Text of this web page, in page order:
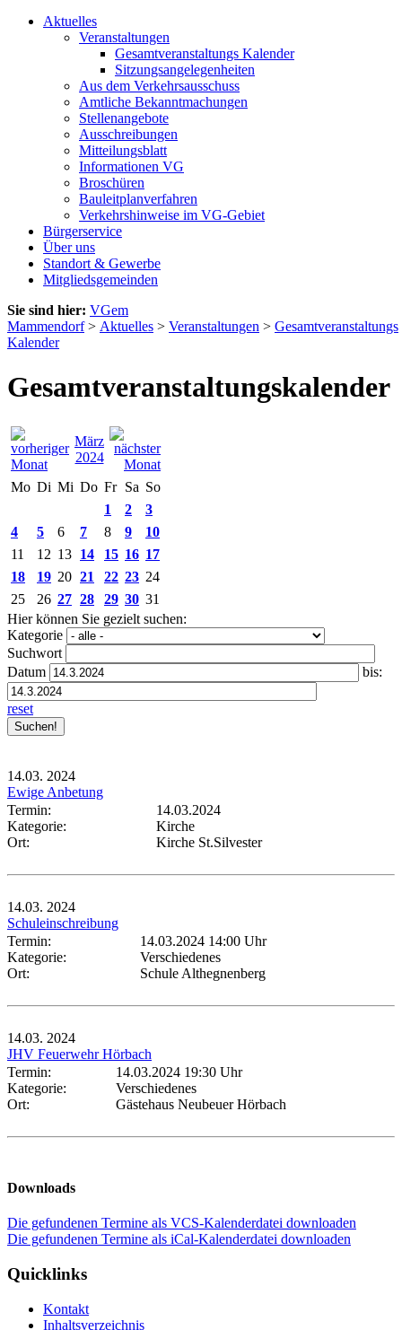
Aktuelles
Veranstaltungen
Gesamtveranstaltungs Kalender
Sitzungsangelegenheiten
Aus dem Verkehrsausschuss
Amtliche Bekanntmachungen
Stellenangebote
Ausschreibungen
Mitteilungsblatt
Informationen VG
Broschüren
Bauleitplanverfahren
Verkehrshinweise im VG-Gebiet
Bürgerservice
Über uns
Standort & Gewerbe
Mitgliedsgemeinden
Sie sind hier: VGem
Mammendorf> Aktuelles > Veranstaltungen > Gesamtveranstaltungs
Kalender
Gesamtveranstaltungskalender
März
2024
Mo Di Mi Do Fr Sa So
1
2
3
4
5 6 7 8 9
10
11
12 13 14 15 16 17
18
19 20 21 22 23 24
25
26 27 28 29 30 31
Hier können Sie gezielt suchen:
Kategorie
Suchwort
Datum
bis:
reset
14.03. 2024
Ewige Anbetung
Termin:
14.03.2024
Kategorie:
Kirche
Ort:
Kirche St.Silvester
14.03. 2024
Schuleinschreibung
Termin:
14.03.2024 14:00 Uhr
Kategorie:
Verschiedenes
Ort:
Schule Althegnenberg
14.03. 2024
JHV Feuerwehr Hörbach
Termin:
14.03.2024 19:30 Uhr
Kategorie:
Verschiedenes
Ort:
Gästehaus Neubeuer Hörbach
Downloads
Die gefundenen Termine als VCS-Kalenderdatei downloaden
Die gefundenen Termine als iCal-Kalenderdatei downloaden
Quicklinks
Kontakt
Inhaltsverzeichnis